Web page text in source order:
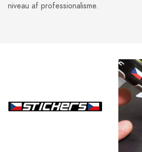
niveau af professionalisme.